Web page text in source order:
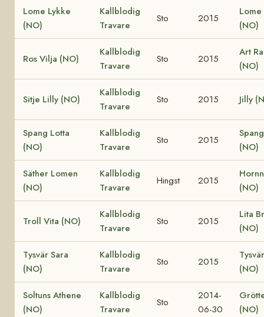
Lome Lykke
(NO)
Kallblodig
Travare
Sto 2015
(NO)
Ros Vilja (NO)
Kallblodig
Travare
Sto 2015
Art
(NO)
Sitje Lilly (NO)
Kallblodig
Travare
Sto 2015 Jilly
Spang Lotta
(NO)
Kallblodig
Travare
Sto 2015
(NO)
Säther Lomen
(NO)
Kallblodig
Travare
Hingst 2015
(NO)
Troll Vita (NO)
Kallblodig
Travare
Sto 2015
Lita
(NO)
Tysvär Sara
(NO)
Kallblodig
Travare
Sto 2015
(NO)
Soltuns Athene
(NO)
Kallblodig
Travare
Sto
2014-
06-30
(NO)